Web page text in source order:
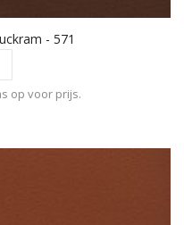
- 571
op voor prijs.